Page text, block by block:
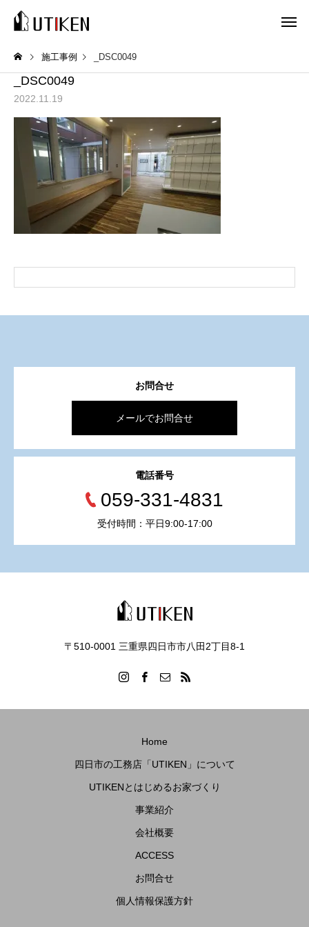
施工事例 _DSC0049
_DSC0049
2022.11.19
お問合せ
メールでお問合せ
電話番号
059-331-4831
受付時間：平日9:00-17:00
〒510-0001 三重県四日市市八田2丁目8‐1
Home
四日市の工務店「UTIKEN」について
UTIKENとはじめるお家づくり
事業紹介
会社概要
ACCESS
お問合せ
個人情報保護方針